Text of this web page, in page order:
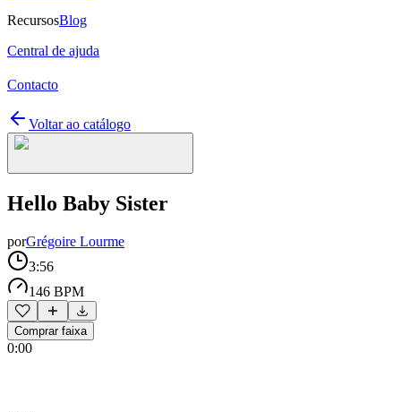
RecursosBlog
Central de ajuda
Contacto
Voltar ao catálogo
Hello Baby Sister
porGrégoire Lourme
3:56
146 BPM
Comprar faixa
0:00